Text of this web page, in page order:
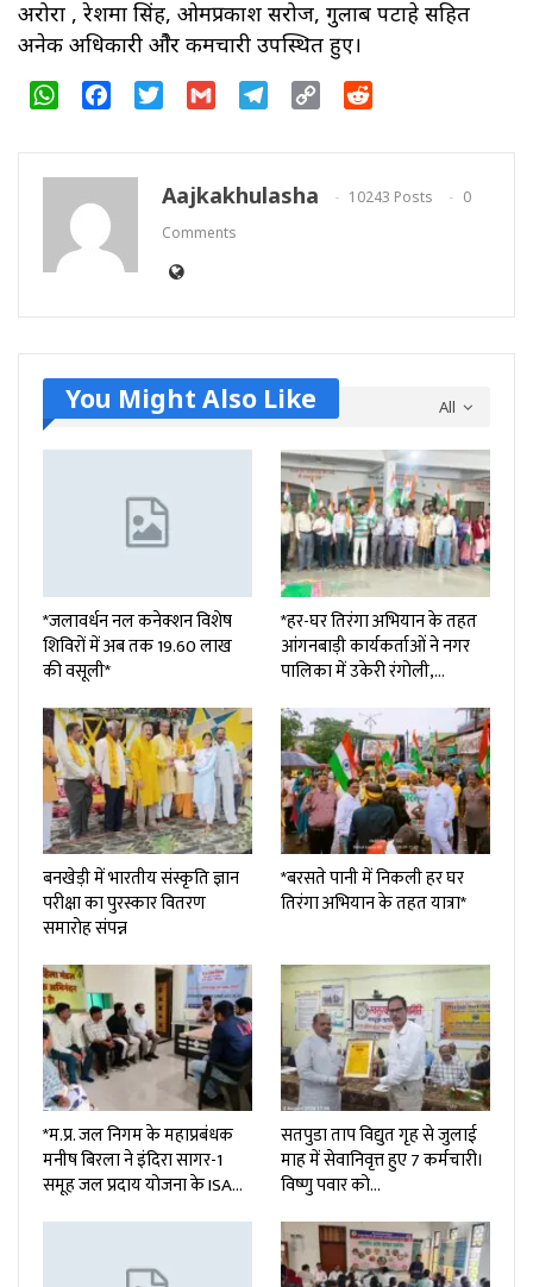
अरोरा , रेशमा सिंह, ओमप्रकाश सरोज, गुलाब पटाहे सहित
अनेक अधिकारी औेर कर्मचारी उपस्थित हुए।
WhatsAppFacebookTwitter Gmail Telegram
Copy
Aajkakhulasha 10243 Posts
0
Comments
All
You Might Also Like
*जलावर्धन नल कनेक्शन विशेष
शिविरों में अब तक 19.60 लाख
की वसूली*
*हर-घर तिरंगा अभियान के तहत
आंगनबाड़ी कार्यकर्ताओं ने नगर
पालिका में उकेरी रंगोली,…
बनखेड़ी में भारतीय संस्कृति ज्ञान
परीक्षा का पुरस्कार वितरण
समारोह संपन्न
*बरसते पानी में निकली हर घर
तिरंगा अभियान के तहत यात्रा*
*म.प्र. जल निगम के महाप्रबंधक
मनीष बिरला ने इंदिरा सागर-1
समूह जल प्रदाय योजना के ISA…
सतपुडा ताप विद्युत गृह से जुलाई
माह में सेवानिवृत्त हुए 7 कर्मचारी।
विष्णु पवार को…